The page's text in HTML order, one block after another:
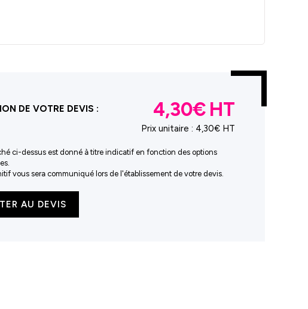
DE VOTRE DEVIS : 4,30€
Prix unitaire : 4,30€ HT
ci-dessus est donné à titre indicatif en fonction des options
vous sera communiqué lors de l'établissement de votre devis.
AU DEVIS